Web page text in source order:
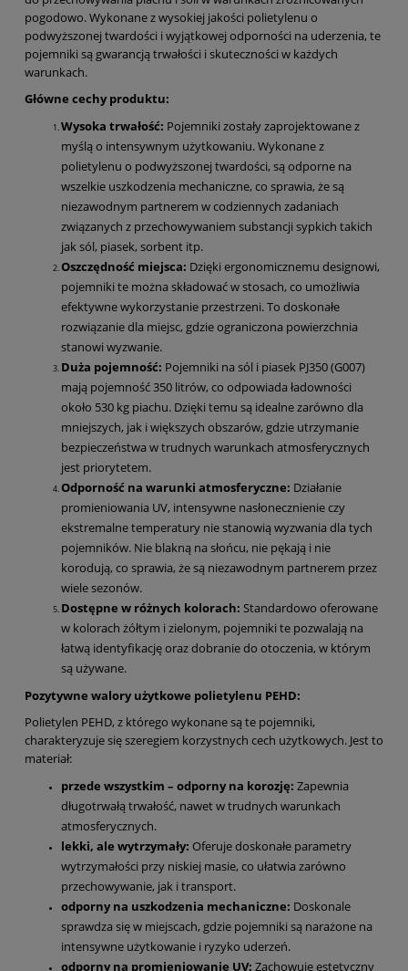
pogodowo. Wykonane z wysokiej jakości polietylenu o
podwyższonej twardości i wyjątkowej odporności na uderzenia, te
pojemniki są gwarancją trwałości i skuteczności w każdych
warunkach.
Główne cechy produktu:
Wysoka trwałość: Pojemniki zostały zaprojektowane z
myślą o intensywnym użytkowaniu. Wykonane z
polietylenu o podwyższonej twardości, są odporne na
wszelkie uszkodzenia mechaniczne, co sprawia, że są
niezawodnym partnerem w codziennych zadaniach
związanych z przechowywaniem substancji sypkich takich
jak sól, piasek, sorbent itp.
Oszczędność miejsca: Dzięki ergonomicznemu designowi,
pojemniki te można składować w stosach, co umożliwia
efektywne wykorzystanie przestrzeni. To doskonałe
rozwiązanie dla miejsc, gdzie ograniczona powierzchnia
stanowi wyzwanie.
Duża pojemność: Pojemniki na sól i piasek PJ350 (G007)
mają pojemność 350 litrów, co odpowiada ładowności
około 530 kg piachu. Dzięki temu są idealne zarówno dla
mniejszych, jak i większych obszarów, gdzie utrzymanie
bezpieczeństwa w trudnych warunkach atmosferycznych
jest priorytetem.
Odporność na warunki atmosferyczne: Działanie
promieniowania UV, intensywne nasłonecznienie czy
ekstremalne temperatury nie stanowią wyzwania dla tych
pojemników. Nie blakną na słońcu, nie pękają i nie
korodują, co sprawia, że są niezawodnym partnerem przez
wiele sezonów.
Dostępne w różnych kolorach: Standardowo oferowane
w kolorach żółtym i zielonym, pojemniki te pozwalają na
łatwą identyfikację oraz dobranie do otoczenia, w którym
są używane.
Pozytywne walory użytkowe polietylenu PEHD:
Polietylen PEHD, z którego wykonane są te pojemniki,
charakteryzuje się szeregiem korzystnych cech użytkowych. Jest to
materiał:
przede wszystkim – odporny na korozję: Zapewnia
długotrwałą trwałość, nawet w trudnych warunkach
atmosferycznych.
lekki, ale wytrzymały: Oferuje doskonałe parametry
wytrzymałości przy niskiej masie, co ułatwia zarówno
przechowywanie, jak i transport.
odporny na uszkodzenia mechaniczne: Doskonale
sprawdza się w miejscach, gdzie pojemniki są narażone na
intensywne użytkowanie i ryzyko uderzeń.
odporny na promieniowanie UV: Zachowuje estetyczny